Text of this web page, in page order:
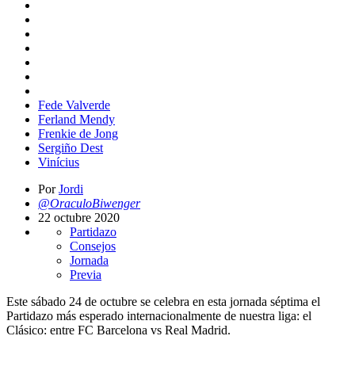
Fede Valverde
Ferland Mendy
Frenkie de Jong
Sergiño Dest
Vinícius
PorJordi
@OraculoBiwenger
22 octubre 2020
Partidazo
Consejos
Jornada
Previa
Este sábado 24 de octubre se celebra en esta jornada séptima el
Partidazo más esperado internacionalmente de nuestra liga: el
Clásico: entre FC Barcelona vs Real Madrid.